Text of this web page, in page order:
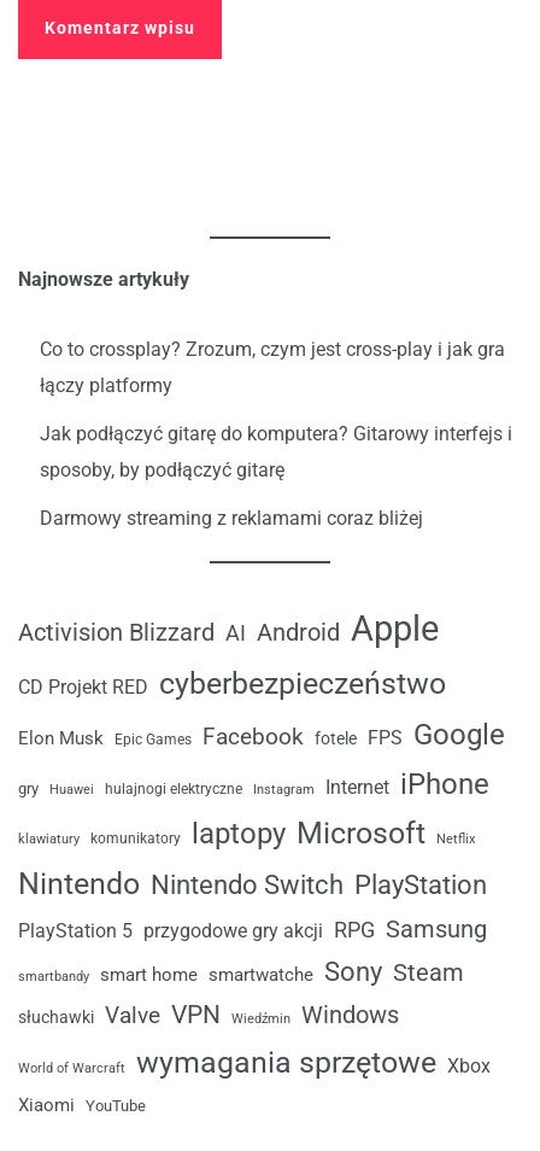
Najnowsze artykuły
Co to crossplay? Zrozum, czym jest cross-play i jak gra
łączy platformy
Jak podłączyć gitarę do komputera? Gitarowy interfejs i
sposoby, by podłączyć gitarę
Darmowy streaming z reklamami coraz bliżej
Activision Blizzard AI Android Apple
CD Projekt RED cyberbezpieczeństwo
Elon Musk Epic Games Facebook fotele FPS Google
gry Huawei hulajnogi elektryczne Instagram Internet iPhone
klawiatury komunikatory laptopy Microsoft Netflix
Nintendo Nintendo Switch PlayStation
PlayStation 5 przygodowe gry akcji RPG Samsung
smartbandy smart home smartwatche Sony Steam
słuchawki Valve VPN Wiedźmin Windows
World of Warcraft wymagania sprzętowe Xbox
Xiaomi YouTube